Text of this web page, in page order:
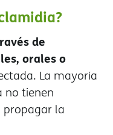
de
orales o
La mayoría
no tienen
propagar la